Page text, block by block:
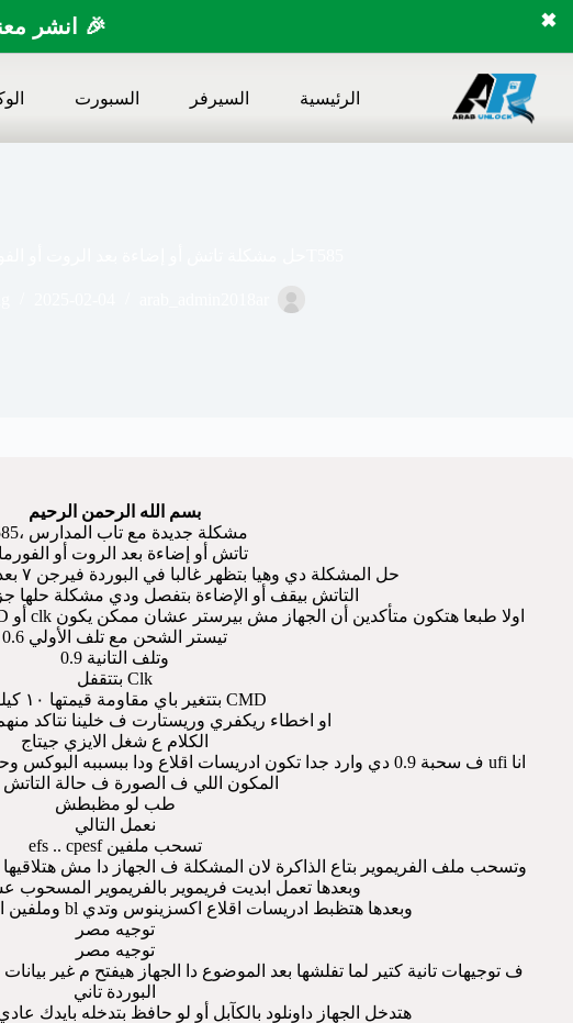
🎉 انشر ✖
المحتوى
الرئيسية السيرفر السبورت
بسم الله الرحمن الرحيم
مشكلة جديدة مع تاب المدارس ،T585
تاتش أو إضاءة بعد الروت أو
حل المشكلة دي وهيا بتظهر غالبا في البوردة فيرجن ٧ بعد الفورمات أو بعد الروت
التاتش بيقف أو الإضاءة بتفصل ودي مشكلة
تيستر الشحن مع تلف الأولي 0.6
وتلف التانية 0.9
Clk بتتقفل
CMD بتتغير باي مقاومة قيمتها ١٠ كيلو اوم
او اخطاء ريكفري وريستارت ف خلينا نتاكد
الكلام ع شغل الايزي جيتاج
انا ufi ف سحبة 0.9 دي وارد جدا تكون ادريسات اقلاع ودا ببسببه البوكس وحلها بسيط ومشروح كتير ف خلينا ف المهم
المكون اللي ف الصورة ف حالة التاتش
طب لو مظبطش
نعمل التالي
تسحب ملفين efs .. cpesf
وتسحب ملف الفريموير بتاع الذاكرة لان المشكلة ف الجهاز دا مش
وبعدها تعمل ابديت فريموير بالفريموير
وبعدها هتظبط ادريسات اقلاع اكسزينوس وتدي bl وملفين الشبكة وتفلش توجيه مصر
توجيه مصر
توجيه مصر
ف توجيهات تانية كتير لما تفلشها بعد الموضوع دا الجهاز هيفتح م غير
البوردة تاني
هتدخل الجهاز داونلود بالكآبل أو لو حافظ بتدخله بايدك